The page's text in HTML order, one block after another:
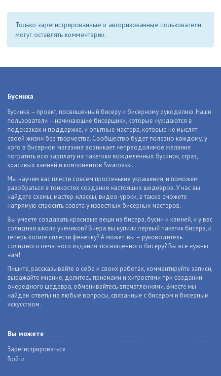
Только зарегистрированные и авторизованные пользователи
могут оставлять комментарии.
Бусинка
Бусинка – проект, посвященный бисеру и бисерному рукоделию. Наши
пользователи – начинающие бисерщики, которые нуждаются в
подсказках и поддержке, и опытные мастера, которые не мыслят
своей жизни без творчества. Сообщество будет полезно каждому, у
кого в бисерном магазине возникает непреодолимое желание
потратить всю зарплату на пакетики вожделенных бусинок, страз,
красивых камней и компонентов Swarovski.
Мы научим вас плести совсем простенькие украшения, и поможем
разобраться в тонкостях создания настоящих шедевров. У нас вы
найдете схемы, мастер-классы, видео-уроки, а также сможете
напрямую спросить совета у известных бисерных мастеров.
Вы умеете создавать красивые вещи из бисера, бусин и камней, и у вас
солидная школа учеников? Вчера вы купили первый пакетик бисера, и
теперь хотите сплести фенечку? А может, вы – руководитель
солидного печатного издания, посвященного бисеру? Вы все нужны
нам!
Пишите, рассказывайте о себе и своих работах, комментируйте записи,
выражайте мнение, делитесь приемами и хитростями при создании
очередного шедевра, обменивайтесь впечатлениями. Вместе мы
найдем ответы на любые вопросы, связанные с бисером и бисерным
искусством.
Вы можете
Зарегистрироваться
Войти